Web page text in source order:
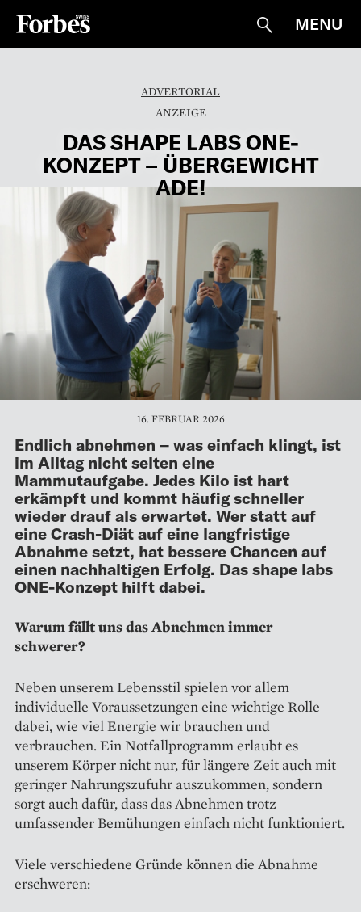
Suche
MENU
ADVERTORIAL
DAS SHAPE LABS ONE-
KONZEPT – ÜBERGEWICHT
ADE!
16. FEBRUAR 2026
Endlich abnehmen – was einfach klingt, ist
im Alltag nicht selten eine
Mammutaufgabe. Jedes Kilo ist hart
erkämpft und kommt häufig schneller
wieder drauf als erwartet. Wer statt auf
eine Crash-Diät auf eine langfristige
Abnahme setzt, hat bessere Chancen auf
einen nachhaltigen Erfolg. Das shape labs
ONE-Konzept hilft dabei.
Warum fällt uns das Abnehmen immer
schwerer?
Neben unserem Lebensstil spielen vor allem
individuelle Voraussetzungen eine wichtige Rolle
dabei, wie viel Energie wir brauchen und
verbrauchen. Ein Notfallprogramm erlaubt es
unserem Körper nicht nur, für längere Zeit auch mit
geringer Nahrungszufuhr auszukommen, sondern
sorgt auch dafür, dass das Abnehmen trotz
umfassender Bemühungen einfach nicht funktioniert.
Viele verschiedene Gründe können die Abnahme
erschweren: